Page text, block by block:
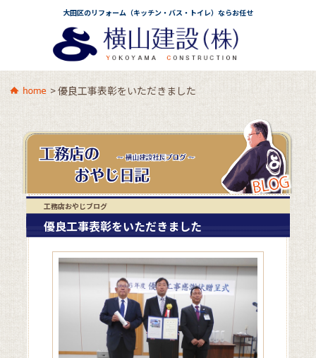
大田区のリフォーム（キッチン・バス・トイレ）ならお任せ
>優良工事表彰をいただきました
工務店おやじブログ
優良工事表彰をいただきました